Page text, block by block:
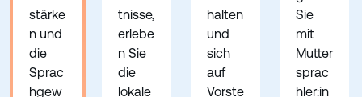
stärke
n und
die
Sprac
hgew
tnisse,
erlebe
n Sie
die
lokale
halten
und
sich
auf
Vorste
Sie
mit
Mutter
sprac
hler:in